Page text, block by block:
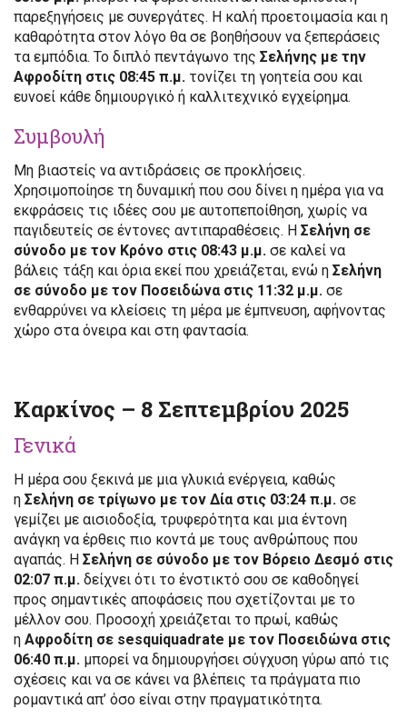
παρεξηγήσεις με συνεργάτες. Η καλή προετοιμασία και η
καθαρότητα στον λόγο θα σε βοηθήσουν να ξεπεράσεις
τα εμπόδια. Το διπλό πεντάγωνο της Σελήνης με την
Αφροδίτη στις 08:45 π.μ. τονίζει τη γοητεία σου και
ευνοεί κάθε δημιουργικό ή καλλιτεχνικό εγχείρημα.
Συμβουλή
Μη βιαστείς να αντιδράσεις σε προκλήσεις.
Χρησιμοποίησε τη δυναμική που σου δίνει η ημέρα για να
εκφράσεις τις ιδέες σου με αυτοπεποίθηση, χωρίς να
παγιδευτείς σε έντονες αντιπαραθέσεις. Η Σελήνη σε
σύνοδο με τον Κρόνο στις 08:43 μ.μ. σε καλεί να
βάλεις τάξη και όρια εκεί που χρειάζεται, ενώ η Σελήνη
σε σύνοδο με τον Ποσειδώνα στις 11:32 μ.μ. σε
ενθαρρύνει να κλείσεις τη μέρα με έμπνευση, αφήνοντας
χώρο στα όνειρα και στη φαντασία.
Καρκίνος – 8 Σεπτεμβρίου 2025
Γενικά
Η μέρα σου ξεκινά με μια γλυκιά ενέργεια, καθώς
η Σελήνη σε τρίγωνο με τον Δία στις 03:24 π.μ. σε
γεμίζει με αισιοδοξία, τρυφερότητα και μια έντονη
ανάγκη να έρθεις πιο κοντά με τους ανθρώπους που
αγαπάς. Η Σελήνη σε σύνοδο με τον Βόρειο Δεσμό στις
02:07 π.μ. δείχνει ότι το ένστικτό σου σε καθοδηγεί
προς σημαντικές αποφάσεις που σχετίζονται με το
μέλλον σου. Προσοχή χρειάζεται το πρωί, καθώς
η Αφροδίτη σε sesquiquadrate με τον Ποσειδώνα στις
06:40 π.μ. μπορεί να δημιουργήσει σύγχυση γύρω από τις
σχέσεις και να σε κάνει να βλέπεις τα πράγματα πιο
ρομαντικά απ’ όσο είναι στην πραγματικότητα.